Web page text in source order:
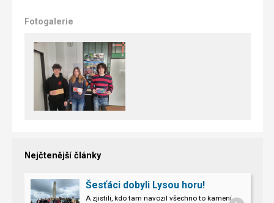
Fotogalerie
Nejčtenější články
Šesťáci dobyli Lysou horu!
A zjistili, kdo tam navozil všechno to kamení.